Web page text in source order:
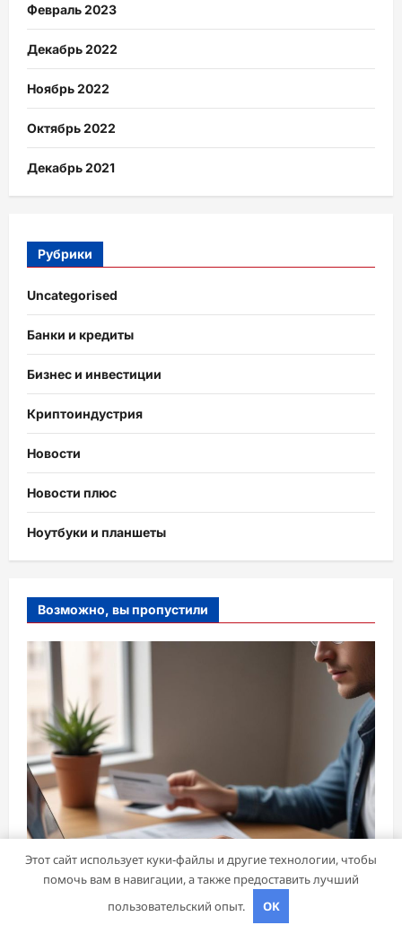
Февраль 2023
Декабрь 2022
Ноябрь 2022
Октябрь 2022
Декабрь 2021
Рубрики
Uncategorised
Банки и кредиты
Бизнес и инвестиции
Криптоиндустрия
Новости
Новости плюс
Ноутбуки и планшеты
Возможно, вы пропустили
Этот сайт использует куки-файлы и другие технологии, чтобы
помочь вам в навигации, а также предоставить лучший
пользовательский опыт.
OK